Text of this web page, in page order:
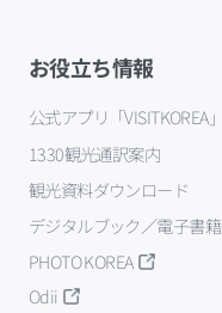
お役立ち情報
公式アプリ「VISITKOREA」
1330観光通訳案内
観光資料ダウンロード
デジタルブック／電子書籍
PHOTO KOREA
Odii